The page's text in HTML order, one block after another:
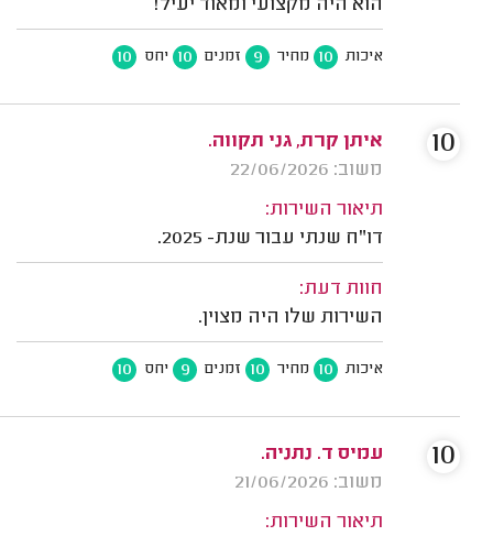
הוא היה מקצועי ומאוד יעיל!
איכות 10 מחיר 9 זמנים 10 יחס 10
איתן קרת, גני תקווה.
משוב: 22/06/2026
תיאור השירות:
דו"ח שנתי עבור שנת- 2025.
חוות דעת:
השירות שלו היה מצוין.
איכות 10 מחיר 10 זמנים 9 יחס 10
10
עמיס ד. נתניה.
משוב: 21/06/2026
תיאור השירות:
10